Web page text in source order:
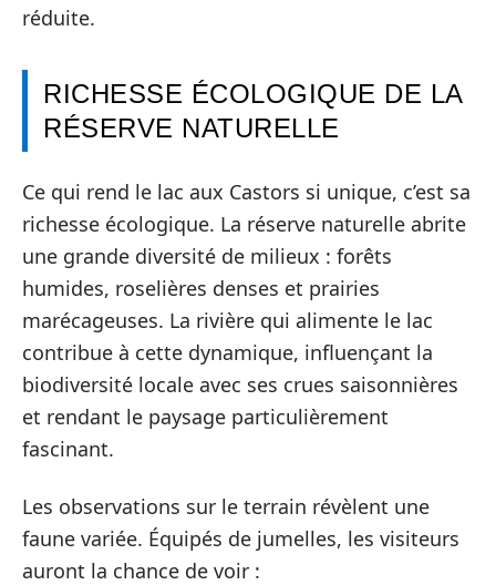
réduite.
RICHESSE ÉCOLOGIQUE DE LA
RÉSERVE NATURELLE
Ce qui rend le lac aux Castors si unique, c’est sa
richesse écologique. La réserve naturelle abrite
une grande diversité de milieux : forêts
humides, roselières denses et prairies
marécageuses. La rivière qui alimente le lac
contribue à cette dynamique, influençant la
biodiversité locale avec ses crues saisonnières
et rendant le paysage particulièrement
fascinant.
Les observations sur le terrain révèlent une
faune variée. Équipés de jumelles, les visiteurs
auront la chance de voir :